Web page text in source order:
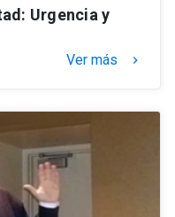
Urgencia y
Ver más keyboard_arrow_right